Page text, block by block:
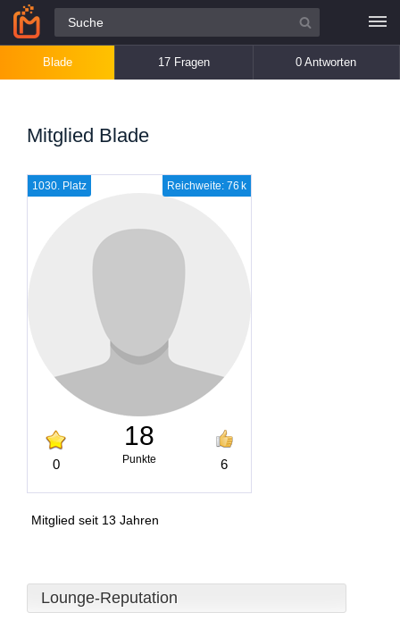
Alle Fragen
Blade 17 Fragen 0 Antworten
Mitglied Blade
Reichweite: 76 k
1030. Platz
0
18
Punkte 6
Mitglied seit 13 Jahren
Lounge-Reputation